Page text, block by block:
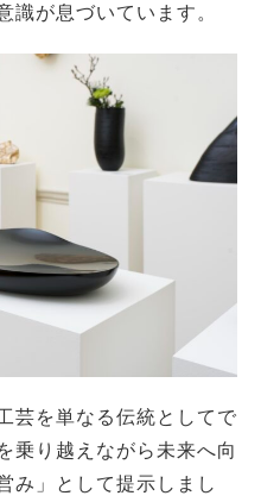
識が息づいています。
芸を単なる伝統としてで
乗り越えながら未来へ向
み」として提示しまし